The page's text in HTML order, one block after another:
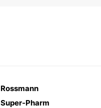
Rossmann
Super-Pharm